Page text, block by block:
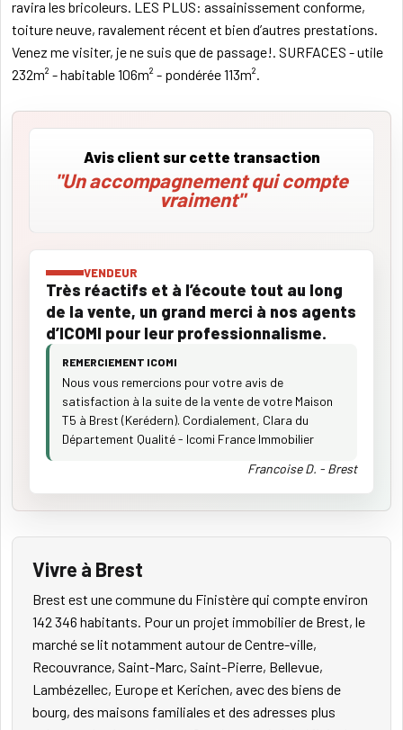
ravira les bricoleurs. LES PLUS: assainissement conforme,
toiture neuve, ravalement récent et bien d’autres prestations.
Venez me visiter, je ne suis que de passage!. SURFACES - utile
232m² - habitable 106m² - pondérée 113m².
Avis client sur cette transaction
"Un accompagnement qui compte
vraiment"
VENDEUR
Très réactifs et à l’écoute tout au long
de la vente, un grand merci à nos agents
d’ICOMI pour leur professionnalisme.
REMERCIEMENT ICOMI
Nous vous remercions pour votre avis de
satisfaction à la suite de la vente de votre Maison
T5 à Brest (Kerédern). Cordialement, Clara du
Département Qualité - Icomi France Immobilier
Francoise D. - Brest
Vivre à Brest
Brest est une commune du Finistère qui compte environ
142 346 habitants. Pour un projet immobilier de Brest, le
marché se lit notamment autour de Centre-ville,
Recouvrance, Saint-Marc, Saint-Pierre, Bellevue,
Lambézellec, Europe et Kerichen, avec des biens de
bourg, des maisons familiales et des adresses plus